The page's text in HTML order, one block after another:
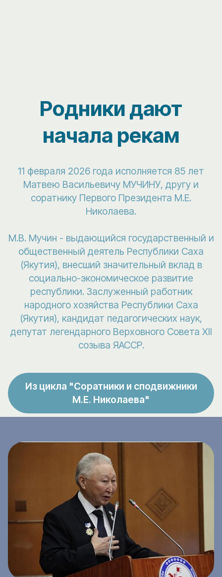
Родники дают
начала рекам
11 февраля 2026 года исполняется 85 лет
Матвею Васильевичу МУЧИНУ, другу и
соратнику Первого Президента М.Е.
Николаева.
М.В. Мучин - выдающийся государственный и
общественный деятель Республики Саха
(Якутия), внесший значительный вклад в
социально-экономическое развитие
республики. Заслуженный работник
народного хозяйства Республики Саха
(Якутия), кандидат педагогических наук,
депутат легендарного Верховного Совета XII
созыва ЯАССР.
Из цикла "Соратники и сподвижники
М.Е. Николаева"